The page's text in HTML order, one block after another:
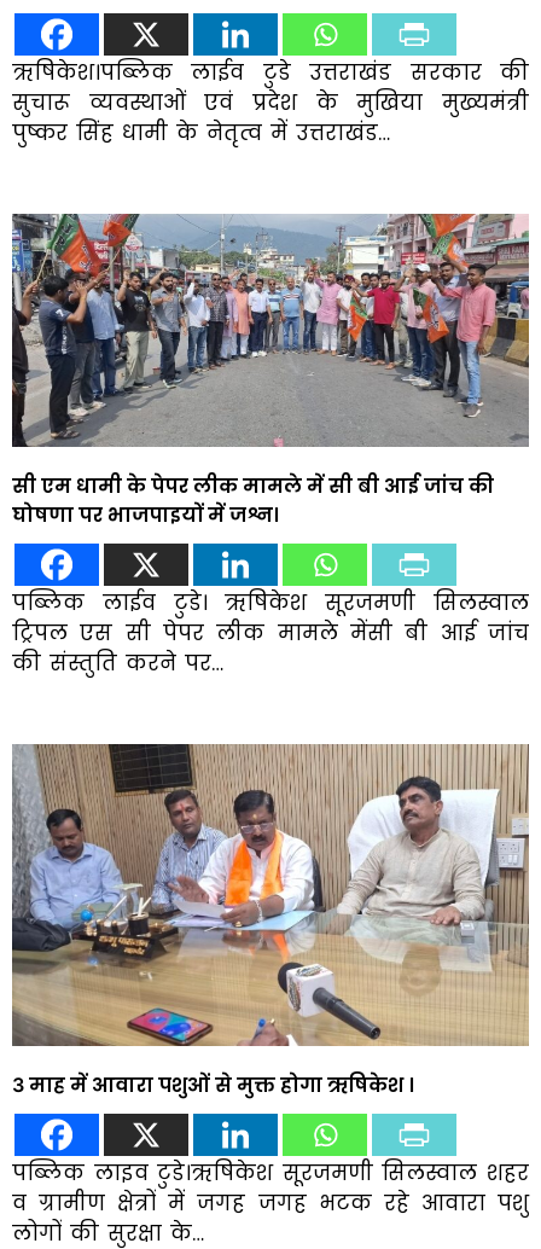
ऋषिकेश।पब्लिक लाईव टुडे उत्तराखंड सरकार की
सुचारू व्यवस्थाओं एवं प्रदेश के मुखिया मुख्यमंत्री
पुष्कर सिंह धामी के नेतृत्व में उत्तराखंड…
सी एम धामी के पेपर लीक मामले में सी बी आई जांच की
घोषणा पर भाजपाइयों में जश्न।
पब्लिक लाईव टुडे। ऋषिकेश सूरजमणी सिलस्वाल
ट्रिपल एस सी पेपर लीक मामले मेंसी बी आई जांच
की संस्तुति करने पर…
3 माह में आवारा पशुओं से मुक्त होगा ऋषिकेश ।
पब्लिक लाइव टुडे।ऋषिकेश सूरजमणी सिलस्वाल शहर
व ग्रामीण क्षेत्रों में जगह जगह भटक रहे आवारा पशु
लोगों की सुरक्षा के…